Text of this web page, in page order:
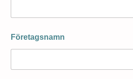
Företagsnamn